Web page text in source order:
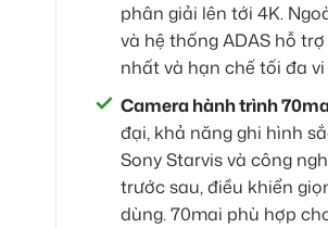
phân giải lên tới 4K.
và hệ thống ADAS hỗ
nhất và hạn chế tối đa
Camera hành trình
đại, khả năng ghi hình
Sony Starvis và công
trước sau, điều khiển
dùng. 70mai phù hợp